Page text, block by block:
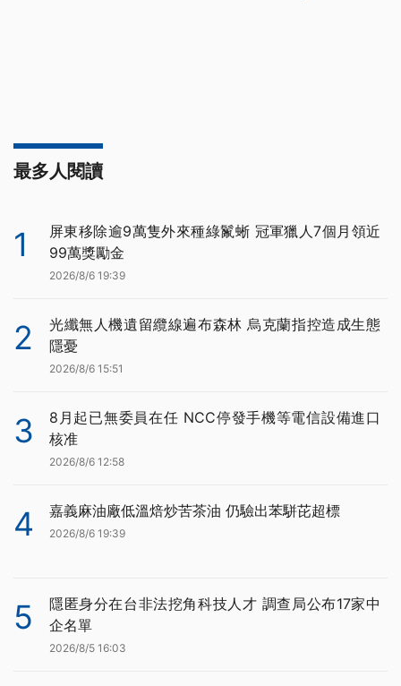
最多人閱讀
1
屏東移除逾9萬隻外來種綠鬣蜥 冠軍獵人7個月領近
99萬獎勵金
2026/8/6 19:39
2
光纖無人機遺留纜線遍布森林 烏克蘭指控造成生態
隱憂
2026/8/6 15:51
3
8月起已無委員在任 NCC停發手機等電信設備進口
核准
2026/8/6 12:58
4 嘉義麻油廠低溫焙炒苦茶油 仍驗出苯駢芘超標
2026/8/6 19:39
5
隱匿身分在台非法挖角科技人才 調查局公布17家中
企名單
2026/8/5 16:03